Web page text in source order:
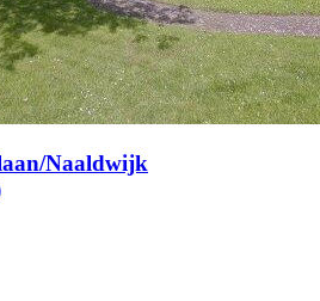
Naaldwijk